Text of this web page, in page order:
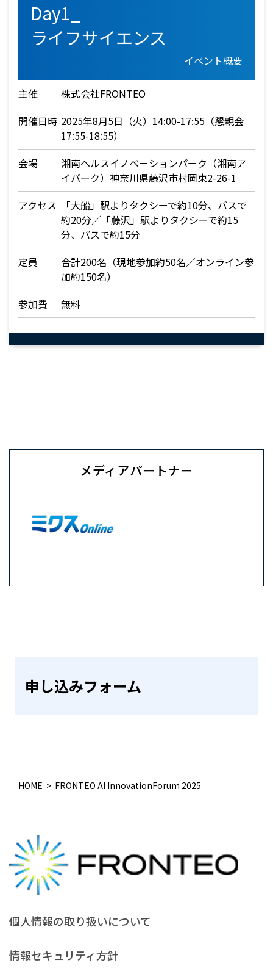
Day1_
ライフサイエンス
イベント概要
主催
株式会社FRONTEO
開催日時 2025年8月5日（火）14:00-17:55（懇親会
17:55-18:55）
会場
湘南ヘルスイノベーションパーク（湘南ア
イパーク）神奈川県藤沢市村岡東2-26-1
アクセス
「大船」駅よりタクシーで約10分、バスで
約20分／「藤沢」駅よりタクシーで約15
分、バスで約15分
定員
合計200名（現地参加約50名／オンライン参
加約150名）
参加費
無料
メディアパートナー
申し込みフォーム
HOME > FRONTEO AI InnovationForum 2025
個人情報の取り扱いについて
情報セキュリティ方針